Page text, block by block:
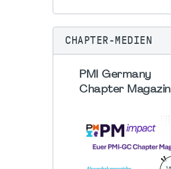
CHAPTER-MEDIEN
PMI Germany
Chapter Magazin